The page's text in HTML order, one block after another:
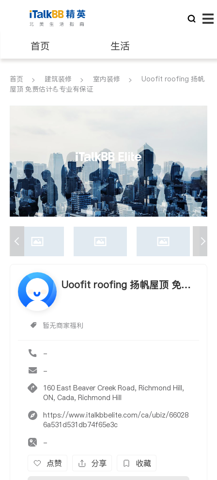
首页 生活
医生 律师
建筑装修
首页 建筑装修 室内装修
Uoofit roofing 扬帆
屋顶 免费估计💪专业有保证
Uoofit roofing 扬帆屋顶 免费
暂无商家福利
-
-
160 East Beaver Creek Road, Richmond Hill,
ON, Cada, Richmond Hill
https://www.italkbbelite.com/ca/ubiz/66028
6a531d531db74f65e3c
-
点赞 分享 收藏